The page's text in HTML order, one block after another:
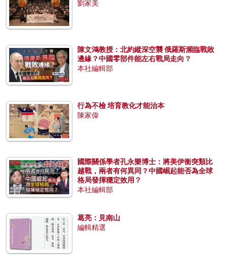
劉家美
陳文鴻教授：北約縱深空襲 俄羅斯瀕臨戰敗
邊緣？中國零部件能左右戰局走向？
本社編輯部
行為不檢 培育教化才能治本
陳家偉
國際關係學者孔永樂博士：將美伊衝突類比
越戰，兩者有何異同？中國崛起能否為全球
格局發揮穩定效用？
本社編輯部
葛亮：見南山
編輯精選